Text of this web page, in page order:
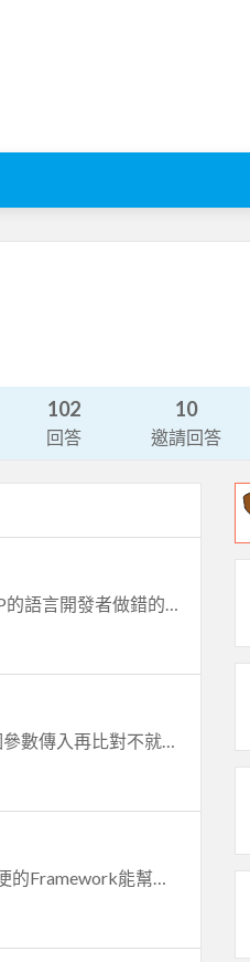
102
回答
10
邀請回答